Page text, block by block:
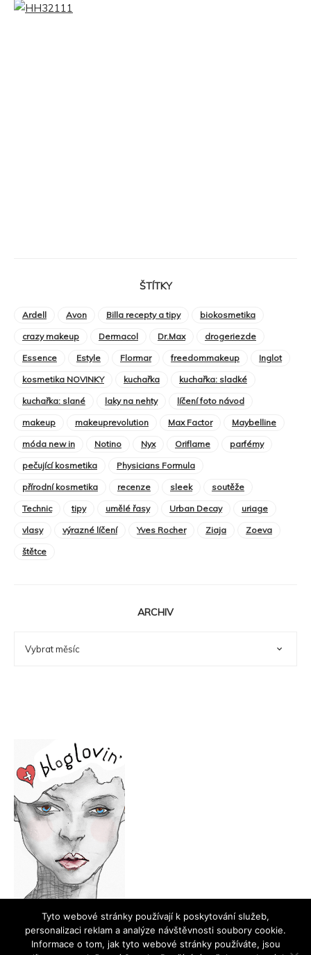
ŠTÍTKY
Ardell Avon Billa recepty a tipy biokosmetika
crazy makeup Dermacol Dr.Max drogeriezde
Essence Estyle Flormar freedommakeup Inglot
kosmetika NOVINKY kuchařka kuchařka: sladké
kuchařka: slané laky na nehty líčení foto návod
makeup makeuprevolution Max Factor Maybelline
móda new in Notino Nyx Oriflame parfémy
pečující kosmetika Physicians Formula
přírodní kosmetika recenze sleek soutěže
Technic tipy umělé řasy Urban Decay uriage
vlasy výrazné líčení Yves Rocher Ziaja Zoeva
štětce
ARCHIV
Tyto webové stránky používají k poskytování služeb,
personalizaci reklam a analýze návštěvnosti soubory cookie.
Informace o tom, jak tyto webové stránky používáte, jsou